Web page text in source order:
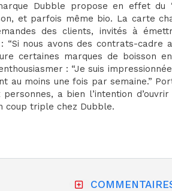
Dubble propose en effet du
et parfois même bio. La carte
des clients, invités à
“Si nous avons des contrats-cadre
certaines marques de boisson
: “Je suis
au moins une fois par semaine.”
personnes, a bien l’intention
coup triple chez Dubble.